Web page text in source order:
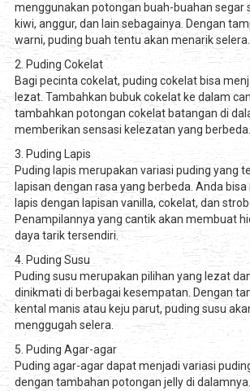
menggunakan potongan buah-buahan segar
kiwi, anggur, dan lain sebagainya. Dengan
warni, puding buah tentu akan menarik selera.
2. Puding Cokelat
Bagi pecinta cokelat, puding cokelat bisa
lezat. Tambahkan bubuk cokelat ke dalam
tambahkan potongan cokelat batangan di
memberikan sensasi kelezatan yang berbeda.
3. Puding Lapis
Puding lapis merupakan variasi puding yang
lapisan dengan rasa yang berbeda. Anda
lapis dengan lapisan vanilla, cokelat, dan
Penampilannya yang cantik akan membuat
daya tarik tersendiri.
4. Puding Susu
Puding susu merupakan pilihan yang lezat
dinikmati di berbagai kesempatan. Dengan
kental manis atau keju parut, puding susu
menggugah selera.
5. Puding Agar-agar
Puding agar-agar dapat menjadi variasi
dengan tambahan potongan jelly di